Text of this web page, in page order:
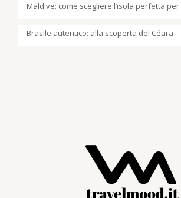
Maldive: come scegliere l’isola perfetta per
Brasile autentico: alla scoperta del Céara